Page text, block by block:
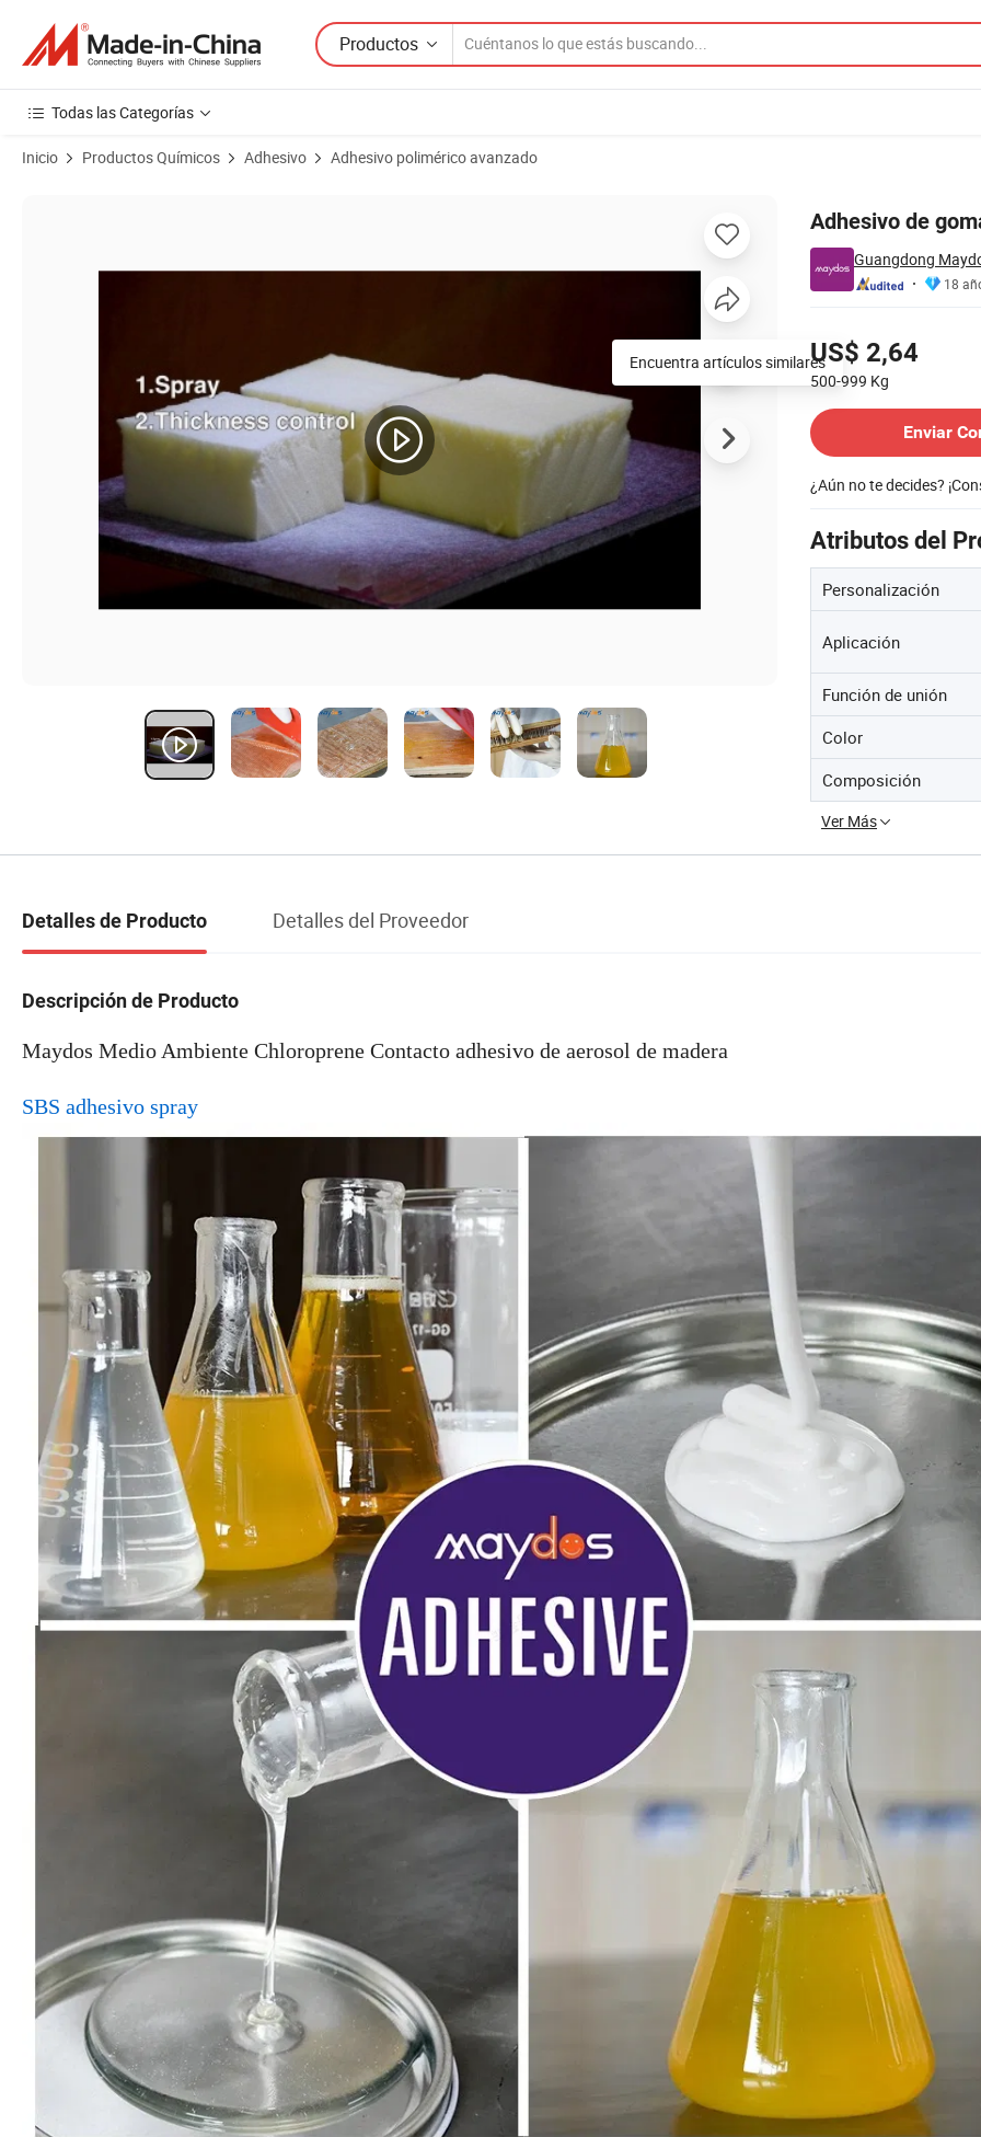
Productos
Todas las Categorías
Inicio Productos Químicos Adhesivo Adhesivo polimérico avanzado
Adhesivo de
Guangdong
18
US$ 2,64
500-999 Kg
Enviar
¿Aún no te decides?
Atributos del
Personalización
Aplicación
Función de unión
Color
Composición
Ver Más
Encuentra artículos similares
Detalles de Producto Detalles del Proveedor
Descripción de Producto
Maydos Medio Ambiente Chloroprene Contacto adhesivo de aerosol de madera
SBS adhesivo spray